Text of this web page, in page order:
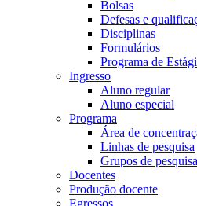
Bolsas
Defesas e
Disciplinas
Formulários
Programa de
Ingresso
Aluno regular
Aluno especial
Programa
Área de
Linhas de pesquisa
Grupos de pesquisa
Docentes
Produção docente
Egressos